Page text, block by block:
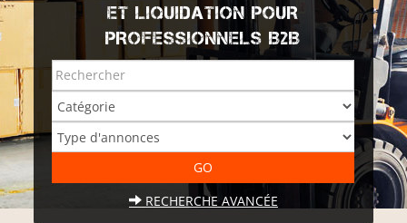
ET LIQUIDATION POUR
PROFESSIONNELS B2B
RECHERCHE AVANCÉE